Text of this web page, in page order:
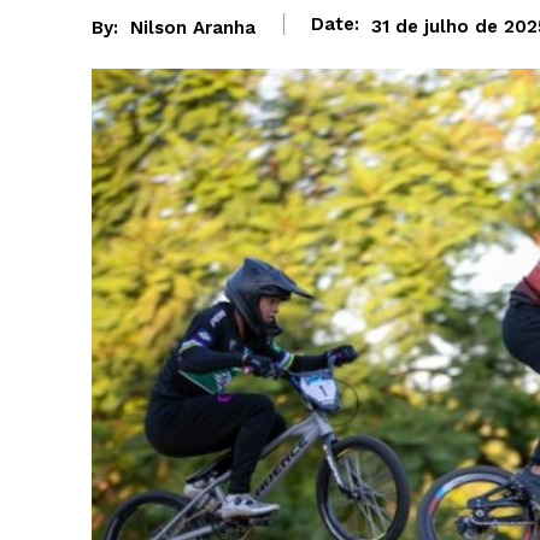
By: Nilson Aranha Date: 31 de julho de